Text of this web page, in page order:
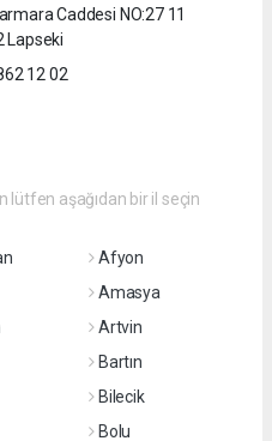
Caddesi NO:27 11
Lapseki
12 02
lütfen aşağıdan bir il seçin
Afyon
Amasya
Artvin
Bartın
Bilecik
Bolu